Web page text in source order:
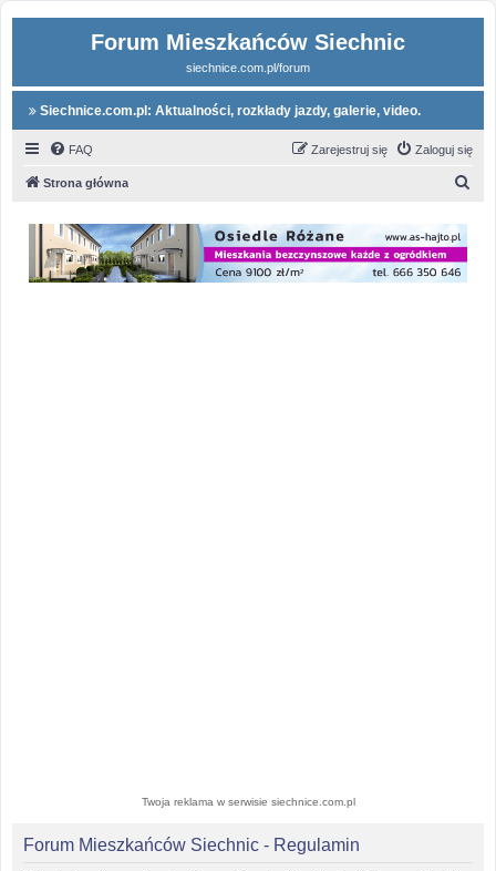
Forum Mieszkańców Siechnic
siechnice.com.pl/forum
Siechnice.com.pl: Aktualności, rozkłady jazdy, galerie, video.
FAQ Zaloguj się
Zarejestruj się
Strona główna
Twoja reklama w serwisie siechnice.com.pl
Forum Mieszkańców Siechnic - Regulamin